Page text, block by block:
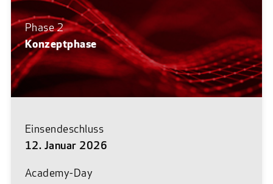
Phase 2
Konzeptphase
Einsendeschluss
12. Januar 2026
Academy-Day